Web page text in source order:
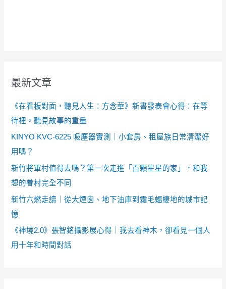
最新文章
《在看板對面，聽見人生：方念華》新書發表會心得：在等
待裡，聽見故事的重量
KINYO KVC-6225 吸塵器實測｜小套房、租屋族日常清潔好
用嗎？
新竹將軍村值得去嗎？第一次走進「百顆星星的家」，和我
想的眷村完全不同
新竹六燃走讀｜從大煙囪、地下油庫到霜毛蝠棲地的城市記
憶
《神境2.0》張智銘攝影展心得｜我去看神木，卻看見一個人
用十年和時間對話